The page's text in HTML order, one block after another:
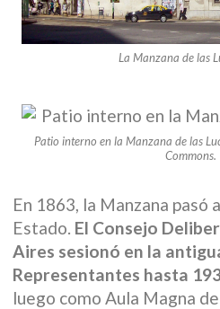
La Manzana de las
Patio interno en la Manzana de las
Commons.
En 1863, la Manzana pasó
Estado. El Consejo
Aires sesionó en la
Representantes hasta
luego como Aula Magna